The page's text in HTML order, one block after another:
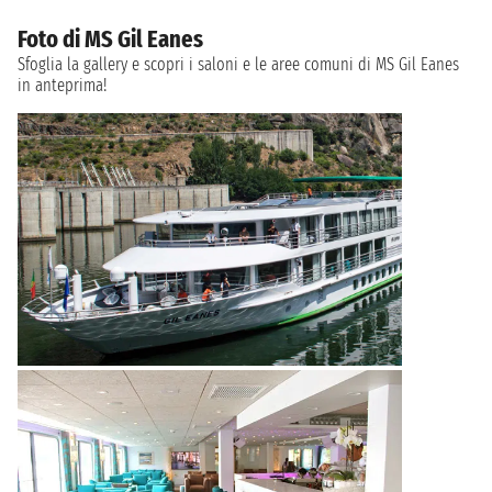
Foto di MS Gil Eanes
Sfoglia la gallery e scopri i saloni e le aree comuni di MS Gil Eanes
in anteprima!